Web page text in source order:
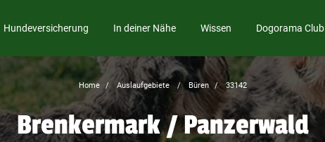
Hundeversicherung In deiner Nähe Wissen Dogorama Club
Home Auslaufgebiete Büren 33142
Brenkermark / Panzerwald